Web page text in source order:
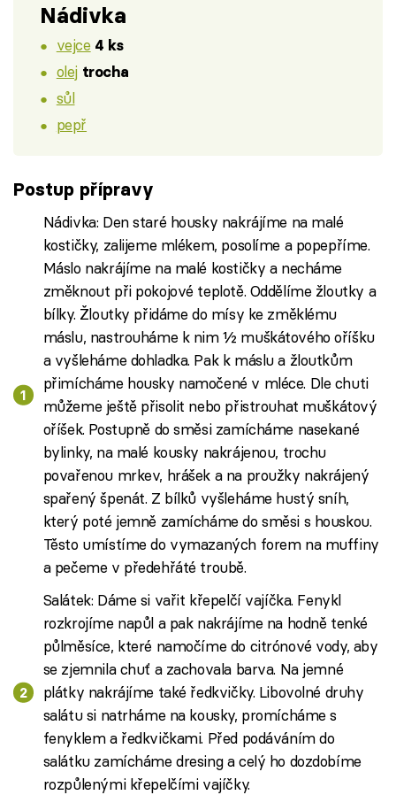
Nádivka
vejce 4 ks
olej trocha
sůl
pepř
Postup přípravy
Nádivka: Den staré housky nakrájíme na malé
kostičky, zalijeme mlékem, posolíme a popepříme.
Máslo nakrájíme na malé kostičky a necháme
změknout při pokojové teplotě. Oddělíme žloutky a
bílky. Žloutky přidáme do mísy ke změklému
máslu, nastrouháme k nim ½ muškátového oříšku
a vyšleháme dohladka. Pak k máslu a žloutkům
přimícháme housky namočené v mléce. Dle chuti
můžeme ještě přisolit nebo přistrouhat muškátový
oříšek. Postupně do směsi zamícháme nasekané
bylinky, na malé kousky nakrájenou, trochu
povařenou mrkev, hrášek a na proužky nakrájený
spařený špenát. Z bílků vyšleháme hustý sníh,
který poté jemně zamícháme do směsi s houskou.
Těsto umístíme do vymazaných forem na muffiny
a pečeme v předehřáté troubě.
Salátek: Dáme si vařit křepelčí vajíčka. Fenykl
rozkrojíme napůl a pak nakrájíme na hodně tenké
půlměsíce, které namočíme do citrónové vody, aby
se zjemnila chuť a zachovala barva. Na jemné
plátky nakrájíme také ředkvičky. Libovolné druhy
salátu si natrháme na kousky, promícháme s
fenyklem a ředkvičkami. Před podáváním do
salátku zamícháme dresing a celý ho dozdobíme
rozpůlenými křepelčími vajíčky.